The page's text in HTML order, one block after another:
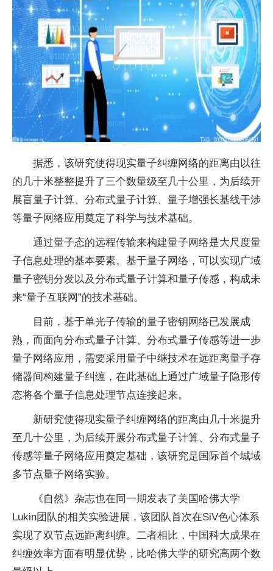
据悉，该研究使得现实量子纠缠网络的距离由以往
的几十米整整提升了三个数量级至几十公里，为后续开
展盲量子计算、分布式量子计算、 量子增强长基线干涉
等量子网络应用奠定了科学与技术基础。
通过量子态的远程传输来构建量子网络是大尺度量
子信息处理的基本要素。基于量子网络，可以实现广域
量子密钥分发以及分布式量子计算和量子传感，构成未
来“量子互联网”的技术基础。
目前，基于单光子传输的量子密钥网络已发展成
熟，而面向分布式量子计算、分布式量子传感等进一步
量子网络应用，需要采用量子中继技术在远距离量子存
储器间构建量子纠缠，在此基础上通过广域量子隐形传
态将各个量子信息处理节点连接起来。
新研究使得现实量子纠缠网络的距离由几十米提升
至几十公里，为后续开展分布式量子计算、分布式量子
传感等量子网络应用奠定基础，该研究是国际首个城域
多节点量子网络实验。
《自然》杂志也在同一期发表了美国哈佛大学
Lukin团队的相关实验进展，该团队首次在SiV色心体系
实现了双节点远距离纠缠。二者相比，中国科大成果在
纠缠效率方面有明显优势，比哈佛大学的研究高两个数